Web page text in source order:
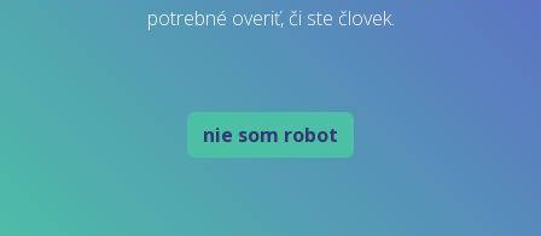
potrebné overiť, či ste človek.
nie som robot